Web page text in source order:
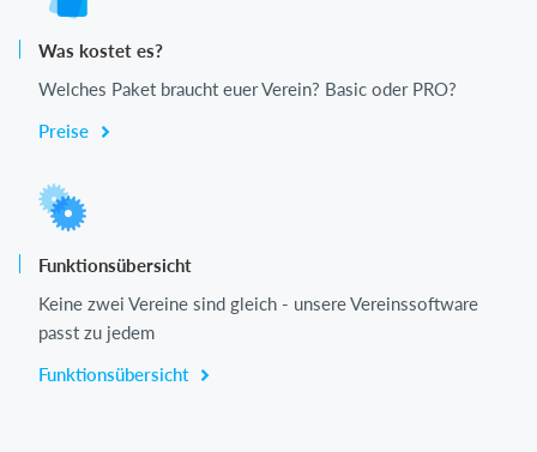
Was kostet es?
Welches Paket braucht euer Verein? Basic oder PRO?
Preise
Funktionsübersicht
Keine zwei Vereine sind gleich - unsere Vereinssoftware
passt zu jedem
Funktionsübersicht